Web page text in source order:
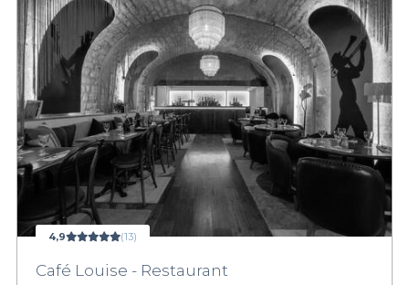
4,9 (13)
Café Louise - Restaurant